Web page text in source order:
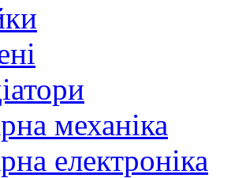
механіка
електроніка